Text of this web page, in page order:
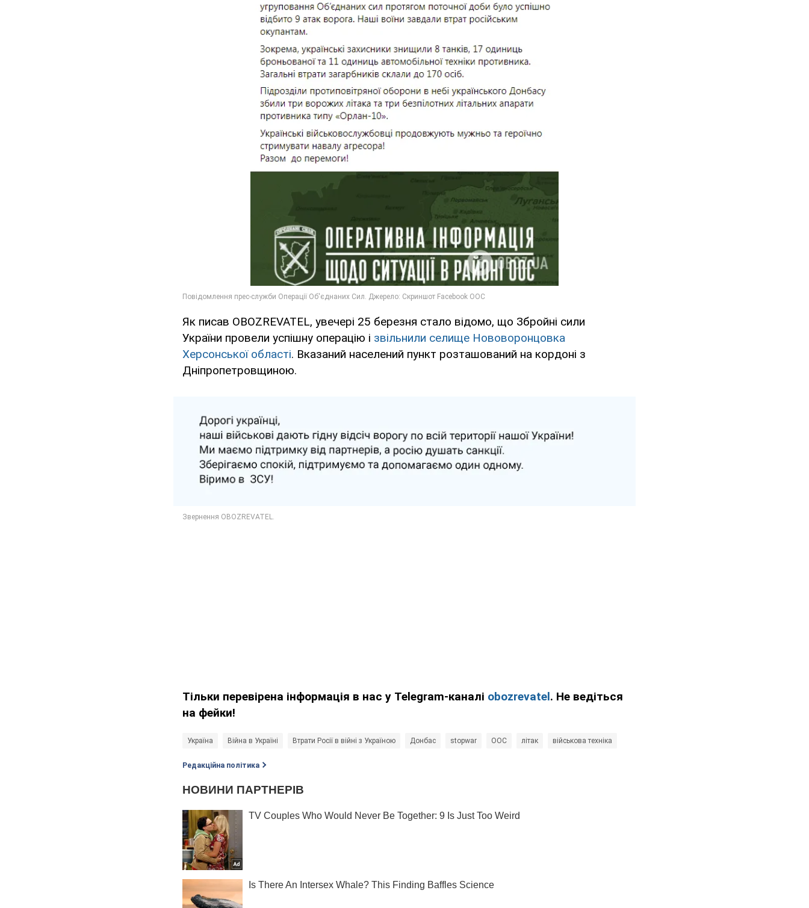
Як писав OBOZREVATEL, увечері 25 березня стало відомо, що Збройні сили
України провели успішну операцію і звільнили селище Нововоронцовка
Херсонської області. Вказаний населений пункт розташований на кордоні з
Дніпропетровщиною.
Тільки перевірена інформація в нас у Telegram-каналі obozrevatel. Не ведіться
на фейки!
Україна Війна в Україні Втрати Росії в війні з Україною Донбас stopwar ООС літак військова техніка
Редакційна політика